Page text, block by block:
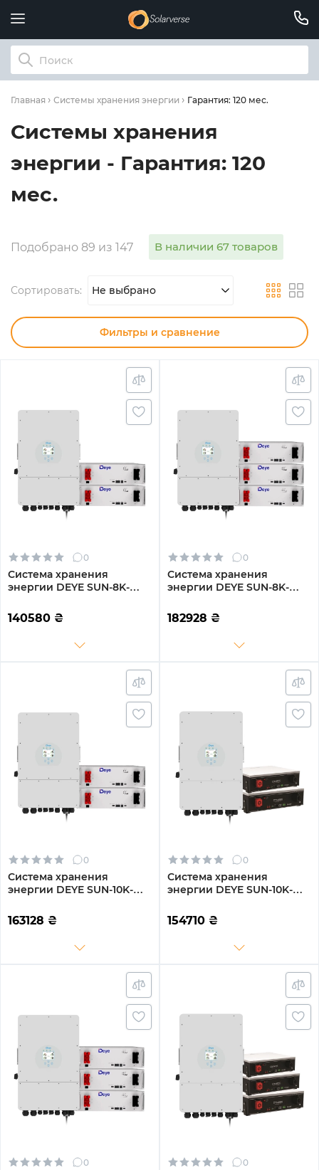
Главная Системы хранения энергии Гарантия: 120 мес.
Системы хранения
энергии - Гарантия: 120
мес.
Подобрано 89 из 147 В наличии 67 товаров
Сортировать: Не выбрано
Фильтры и сравнение
0
Система хранения
энергии DEYE SUN-8K-
8000W 10.24kh 2BAT
LiFePO4 6000 циклов
140580 ₴
0
Система хранения
энергии DEYE SUN-8K-
8000W 15.36kh 3BAT
LiFePO4 6000 циклов
182928 ₴
0
Система хранения
энергии DEYE SUN-10K-
2DE10.24K-LFP 10000W
10.24kh 2BAT LiFePO4 6000
163128 ₴
0
Система хранения
энергии DEYE SUN-10K-
2DY10.24K-LFP-W 10000W
10.24kh 2BAT LiFePO4 6000
154710 ₴
0 0